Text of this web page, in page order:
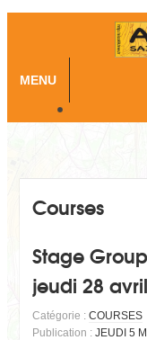
MENU
Courses
Stage
jeudi 28
Catégorie : COURSES
Publication : JEUDI 5